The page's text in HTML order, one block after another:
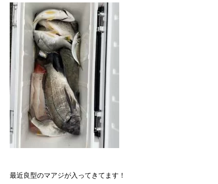
最近良型のマアジが入ってきてます！